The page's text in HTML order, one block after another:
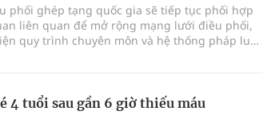
phối ghép tạng quốc gia sẽ tiếp tục phối hợp
liên quan để mở rộng mạng lưới điều phối,
quy trình chuyên môn và hệ thống pháp luật
4 tuổi sau gần 6 giờ thiếu máu